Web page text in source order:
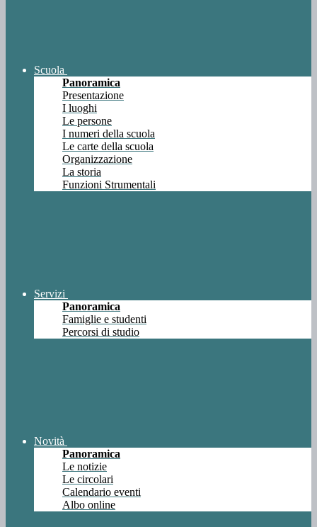
Scuola
Panoramica
Presentazione
I luoghi
Le persone
I numeri della scuola
Le carte della scuola
Organizzazione
La storia
Funzioni Strumentali
Servizi
Panoramica
Famiglie e studenti
Percorsi di studio
Novità
Panoramica
Le notizie
Le circolari
Calendario eventi
Albo online